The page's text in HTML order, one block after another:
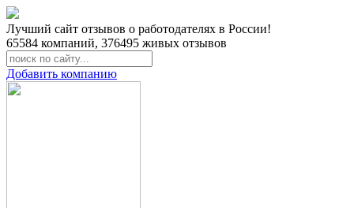
Лучший сайт отзывов о работодателях в России!
65584 компаний, 376495 живых отзывов
Добавить компанию